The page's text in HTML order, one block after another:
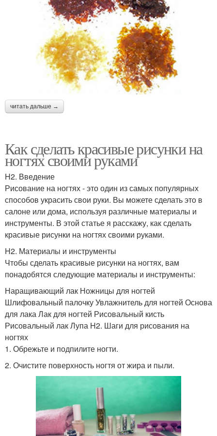
читать дальше →
Как сделать красивые рисунки на
ногтях своими руками
H2. Введение
Рисование на ногтях - это один из самых популярных
способов украсить свои руки. Вы можете сделать это в
салоне или дома, используя различные материалы и
инструменты. В этой статье я расскажу, как сделать
красивые рисунки на ногтях своими руками.
H2. Материалы и инструменты
Чтобы сделать красивые рисунки на ногтях, вам
понадобятся следующие материалы и инструменты:
Наращивающий лак Ножницы для ногтей
Шлифовальный палочку Увлажнитель для ногтей Основа
для лака Лак для ногтей Рисовальный кисть
Рисовальный лак Лупа H2. Шаги для рисования на
ногтях
1. Обрежьте и подпилите ногти.
2. Очистите поверхность ногтя от жира и пыли.